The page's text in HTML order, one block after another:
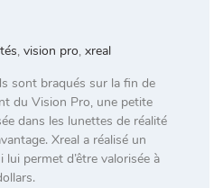
, vision pro, xreal
sont braqués sur la fin de
du Vision Pro, une petite
dans les lunettes de réalité
Xreal a réalisé un
permet d’être valorisée à